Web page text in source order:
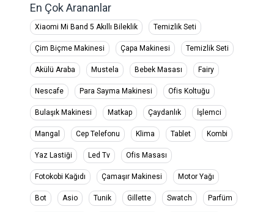
En Çok Arananlar
Xiaomi Mi Band 5 Akıllı Bileklik Temizlik Seti
Çim Biçme Makinesi Çapa Makinesi Temizlik Seti
Akülü Araba Mustela Bebek Masası Fairy
Nescafe Para Sayma Makinesi Ofis Koltuğu
Bulaşık Makinesi Matkap Çaydanlık İşlemci
Mangal Cep Telefonu Klima Tablet Kombi
Yaz Lastiği Led Tv Ofis Masası
Fotokobi Kağıdı Çamaşır Makinesi Motor Yağı
Bot Asio Tunik Gillette Swatch Parfüm